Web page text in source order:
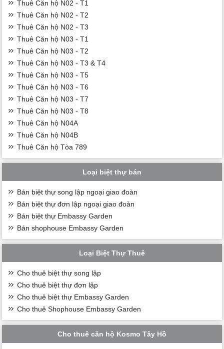
Thuê Căn hộ N02 - T1
Thuê Căn hộ N02 - T2
Thuê Căn hộ N02 - T3
Thuê Căn hộ N03 - T1
Thuê Căn hộ N03 - T2
Thuê Căn hộ N03 - T3 & T4
Thuê Căn hộ N03 - T5
Thuê Căn hộ N03 - T6
Thuê Căn hộ N03 - T7
Thuê Căn hộ N03 - T8
Thuê Căn hộ N04A
Thuê Căn hộ N04B
Thuê Căn hộ Tòa 789
Loại biệt thự bán
Bán biệt thự song lập ngoại giao đoàn
Bán biệt thự đơn lập ngoại giao đoàn
Bán biệt thự Embassy Garden
Bán shophouse Embassy Garden
Loại Biệt Thự Thuê
Cho thuê biệt thự song lập
Cho thuê biệt thự đơn lập
Cho thuê biệt thự Embassy Garden
Cho thuê Shophouse Embassy Garden
Cho thuê căn hộ Kosmo Tây Hồ